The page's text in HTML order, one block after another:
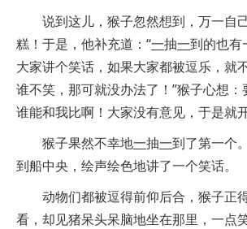
说到这儿，猴子忽然想到，万一自
糕！于是，他补充道：“一抽一到的也有
大家讲个笑话，如果大家都被逗乐，就
谁不笑，那可就没办法了！”猴子心想
谁能和我比啊！大家没有意见，于是就
猴子果然不幸地一抽一到了第一个
到船中央，绘声绘色地讲了一个笑话。
动物们都被逗得前仰后合，猴子正
看，却见猪呆头呆脑地坐在那里，一点